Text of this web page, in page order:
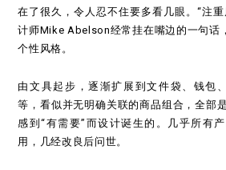
在了很久，令人忍不住要多看几眼。“注
计师Mike Abelson经常挂在嘴边的一句话
个性风格。
由文具起步，逐渐扩展到文件袋、钱包
等，看似并无明确关联的商品组合，全部
感到“有需要”而设计诞生的。几乎所有
用，几经改良后问世。